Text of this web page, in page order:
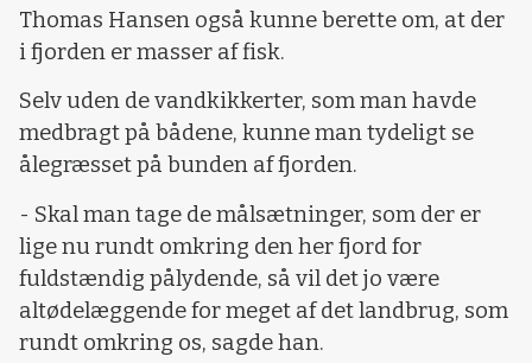
Thomas Hansen også kunne berette om, at der
i fjorden er masser af fisk.
Selv uden de vandkikkerter, som man havde
medbragt på bådene, kunne man tydeligt se
ålegræsset på bunden af fjorden.
- Skal man tage de målsætninger, som der er
lige nu rundt omkring den her fjord for
fuldstændig pålydende, så vil det jo være
altødelæggende for meget af det landbrug, som
rundt omkring os, sagde han.